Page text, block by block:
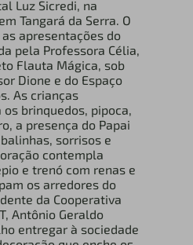
Luz Sicredi, na
Tangará da Serra. O
apresentações do
pela Professora Célia,
Flauta Mágica, sob
Dione e do Espaço
As crianças
brinquedos, pipoca,
a presença do Papai
sorrisos e
contempla
e trenó com renas e
os arredores do
da Cooperativa
Antônio Geraldo
entregar à sociedade